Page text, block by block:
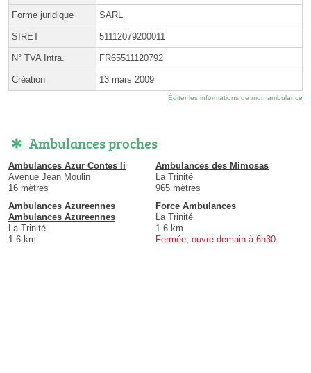
Forme juridique SARL
SIRET 51112079200011
N° TVA Intra. FR65511120792
Création 13 mars 2009
Éditer les informations de mon ambulance
Ambulances proches
Ambulances Azur Contes Ii
Avenue Jean Moulin
16 mètres
Ambulances des Mimosas
La Trinité
965 mètres
Ambulances Azureennes
Ambulances Azureennes
La Trinité
1.6 km
Force Ambulances
La Trinité
1.6 km
Fermée, ouvre demain à 6h30